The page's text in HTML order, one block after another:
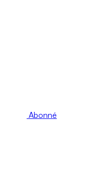
Abonné